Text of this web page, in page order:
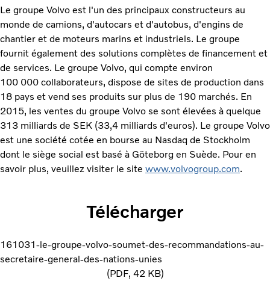
Le groupe Volvo est l'un des principaux constructeurs au
monde de camions, d'autocars et d'autobus, d'engins de
chantier et de moteurs marins et industriels. Le groupe
fournit également des solutions complètes de financement et
de services. Le groupe Volvo, qui compte environ
100 000 collaborateurs, dispose de sites de production dans
18 pays et vend ses produits sur plus de 190 marchés. En
2015, les ventes du groupe Volvo se sont élevées à quelque
313 milliards de SEK (33,4 milliards d'euros). Le groupe Volvo
est une société cotée en bourse au Nasdaq de Stockholm
dont le siège social est basé à Göteborg en Suède. Pour en
savoir plus, veuillez visiter le site www.volvogroup.com.
Télécharger
161031-le-groupe-volvo-soumet-des-recommandations-au-
secretaire-general-des-nations-unies
PDF 42 KB